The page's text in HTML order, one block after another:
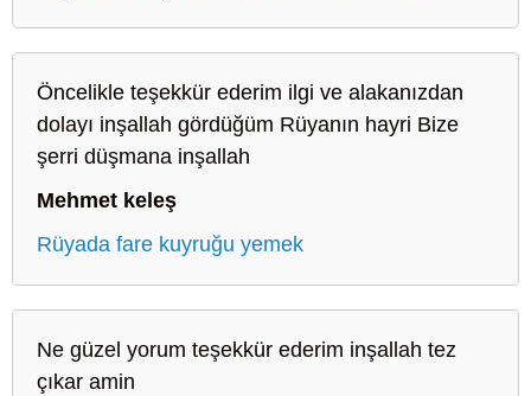
Öncelikle teşekkür ederim ilgi ve alakanızdan
dolayı inşallah gördüğüm Rüyanın hayri Bize
şerri düşmana inşallah
Mehmet keleş
Rüyada fare kuyruğu yemek
Ne güzel yorum teşekkür ederim inşallah tez
çıkar amin